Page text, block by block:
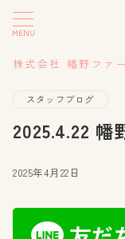
MENU
株式会社 幡野ファ
スタッフブログ
2025.4.22 幡
2025年4月22日